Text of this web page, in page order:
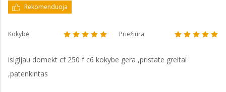
Rekomenduoja
Kokybė Priežiūra
isigijau domekt cf 250 f c6 kokybe gera ,pristate greitai
,patenkintas